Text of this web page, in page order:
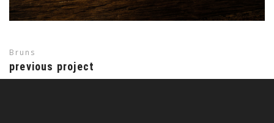
Bruns
previous project